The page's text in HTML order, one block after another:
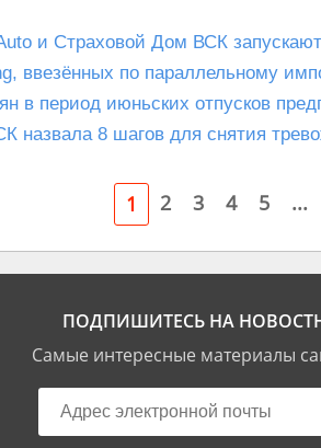
и Страховой Дом ВСК
ввезённых по параллельному
в период июньских отпусков
назвала 8 шагов для снятия
1 2 3 4 5 ...
ПОДПИШИТЕСЬ НА
Самые интересные материалы